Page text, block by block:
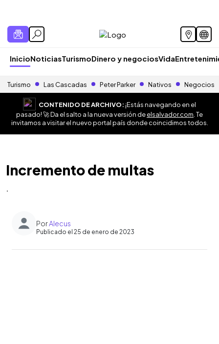
InicioNoticiasTurismoDinero y negociosVida
Turismo Las Cascadas Peter Parker Nativos Negocios
CONTENIDO DE ARCHIVO:¡Estás navegando en el
pasado! 🚀 Da el salto a la nueva versión deelsalvador.com . Te
invitamos a visitar el nuevo portal país donde coincidimos todos.
Incremento de multas
.
PorAlecus
Publicado el 25 de enero de 2023